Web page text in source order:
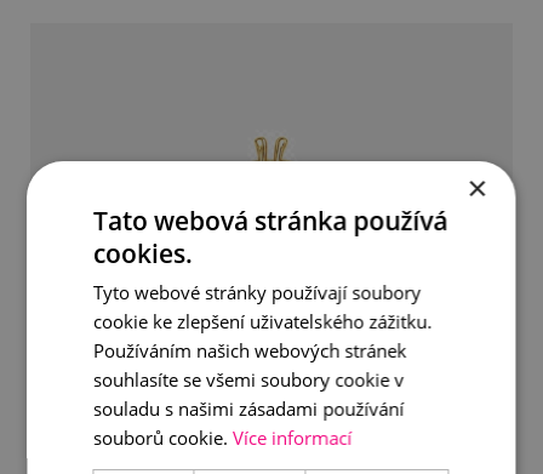
×
Tato webová stránka používá
cookies.
Tyto webové stránky používají soubory
cookie ke zlepšení uživatelského zážitku.
Používáním našich webových stránek
souhlasíte se všemi soubory cookie v
souladu s našimi zásadami používání
souborů cookie. Více informací